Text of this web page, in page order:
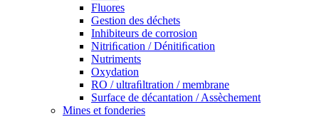
Fluores
Gestion des déchets
Inhibiteurs de corrosion
Nitriﬁcation / Dénitiﬁcation
Nutriments
Oxydation
RO / ultraﬁltration / membrane
Surface de décantation / Assèchement
Mines et fonderies